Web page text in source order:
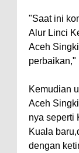
"Saat ini
Alur Linci
Aceh
perbaikan,"
Kemudian
Aceh
nya seperti
Kuala
dengan